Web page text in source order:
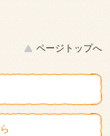
ページトップへ